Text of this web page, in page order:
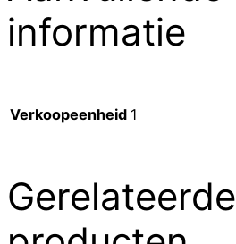
informatie
Verkoopeenheid 1
Gerelateerde